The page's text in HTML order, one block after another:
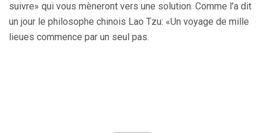
suivre» qui vous mèneront vers une solution. Comme l'a dit
un jour le philosophe chinois Lao Tzu: «Un voyage de mille
lieues commence par un seul pas.